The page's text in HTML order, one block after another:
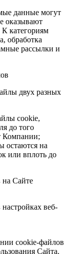
данные могут
оказывают
категориям
обработка
рассылки и
двух разных
cookie,
до того
Компании;
остаются на
или вплоть до
на Сайте
веб-
cookie-файлов
Сайта.